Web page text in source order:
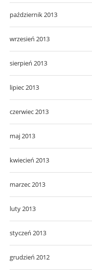
październik 2013
wrzesień 2013
sierpień 2013
lipiec 2013
czerwiec 2013
maj 2013
kwiecień 2013
marzec 2013
luty 2013
styczeń 2013
grudzień 2012